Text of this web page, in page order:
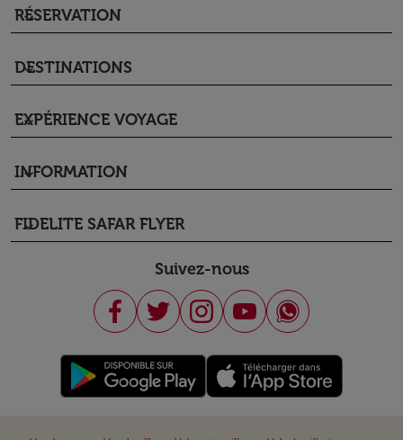
RÉSERVATION
keyboard_arrow_down
DESTINATIONS
keyboard_arrow_down
EXPÉRIENCE VOYAGE
keyboard_arrow_down
INFORMATION
keyboard_arrow_down
FIDELITE SAFAR FLYER
keyboard_arrow_down
Suivez-nous